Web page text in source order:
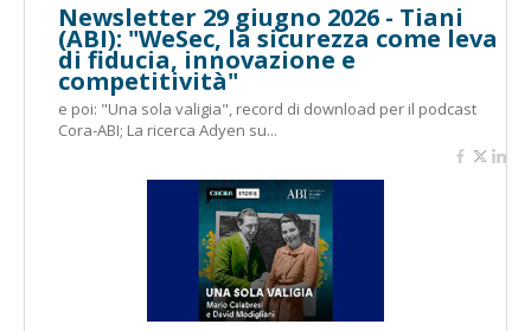
Newsletter 29 giugno 2026 - Tiani
(ABI): "WeSec, la sicurezza come leva
di fiducia, innovazione e
competitività"
e poi: "Una sola valigia", record di download per il podcast
Cora-ABI; La ricerca Adyen su...